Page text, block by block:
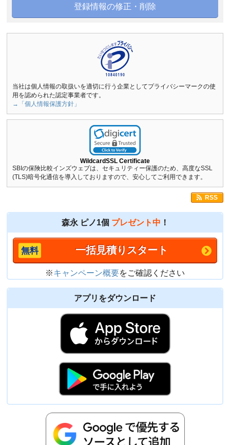
登録情報の修正・削除
当社は個人情報の取扱いを適切に行う企業としてプライバシーマークの使
用を認められた認定事業者です。
→「個人情報保護方針」
WildcardSSL Certificate
SBIの保険比較インズウェブは、セキュリティー保護のため、高度なSSL
(TLS)暗号化通信を導入しておりますので、安心してご利用できます。
RSS
森永 ピノ1個 プレゼント中 ！
一括見積りスタート
※キャンペーン概要をご確認ください
アプリをダウンロード